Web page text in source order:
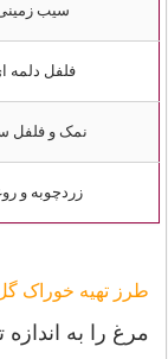
سیب
فلفل دلمه
نمک و فلفل
زردچوبه و
طرز تهیه خوراک
مرغ را به